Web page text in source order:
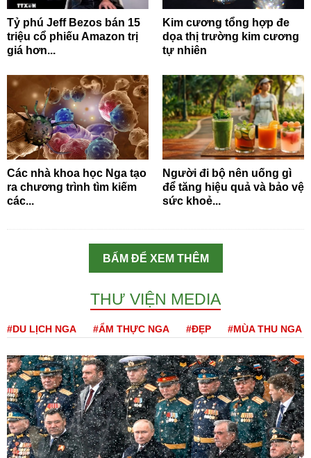
Tỷ phú Jeff Bezos bán 15
triệu cổ phiếu Amazon trị
giá hơn...
Kim cương tổng hợp đe
dọa thị trường kim cương
tự nhiên
Các nhà khoa học Nga tạo
ra chương trình tìm kiếm
các...
Người đi bộ nên uống gì
để tăng hiệu quả và bảo vệ
sức khoẻ...
BẤM ĐỂ XEM THÊM
THƯ VIỆN MEDIA
#DU LỊCH NGA #ẨM THỰC NGA #ĐẸP #MÙA THU NGA